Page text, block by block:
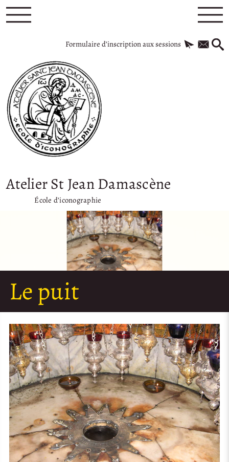
Formulaire d’inscription aux sessions
Atelier St Jean Damascène
École d’iconographie
Le puit